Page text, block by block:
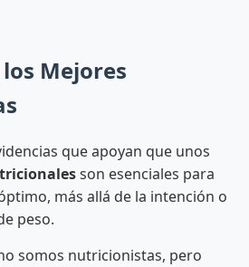
Mejores
que apoyan que unos
son esenciales para
más allá de la intención o
peso.
somos nutricionistas, pero